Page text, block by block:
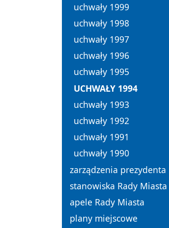
uchwały 1999
uchwały 1998
uchwały 1997
uchwały 1996
uchwały 1995
UCHWAŁY 1994
uchwały 1993
uchwały 1992
uchwały 1991
uchwały 1990
zarządzenia prezydenta
stanowiska Rady Miasta
apele Rady Miasta
plany miejscowe